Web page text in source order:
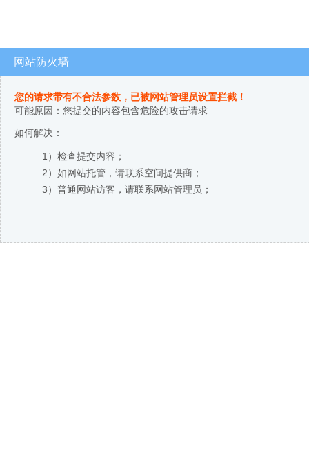
网站防火墙
您的请求带有不合法参数，已被网站管理员设置拦截！
可能原因：您提交的内容包含危险的攻击请求
如何解决：
1）检查提交内容；
2）如网站托管，请联系空间提供商；
3）普通网站访客，请联系网站管理员；